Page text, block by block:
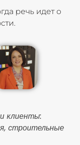
речь идет о
клиенты:
строительные